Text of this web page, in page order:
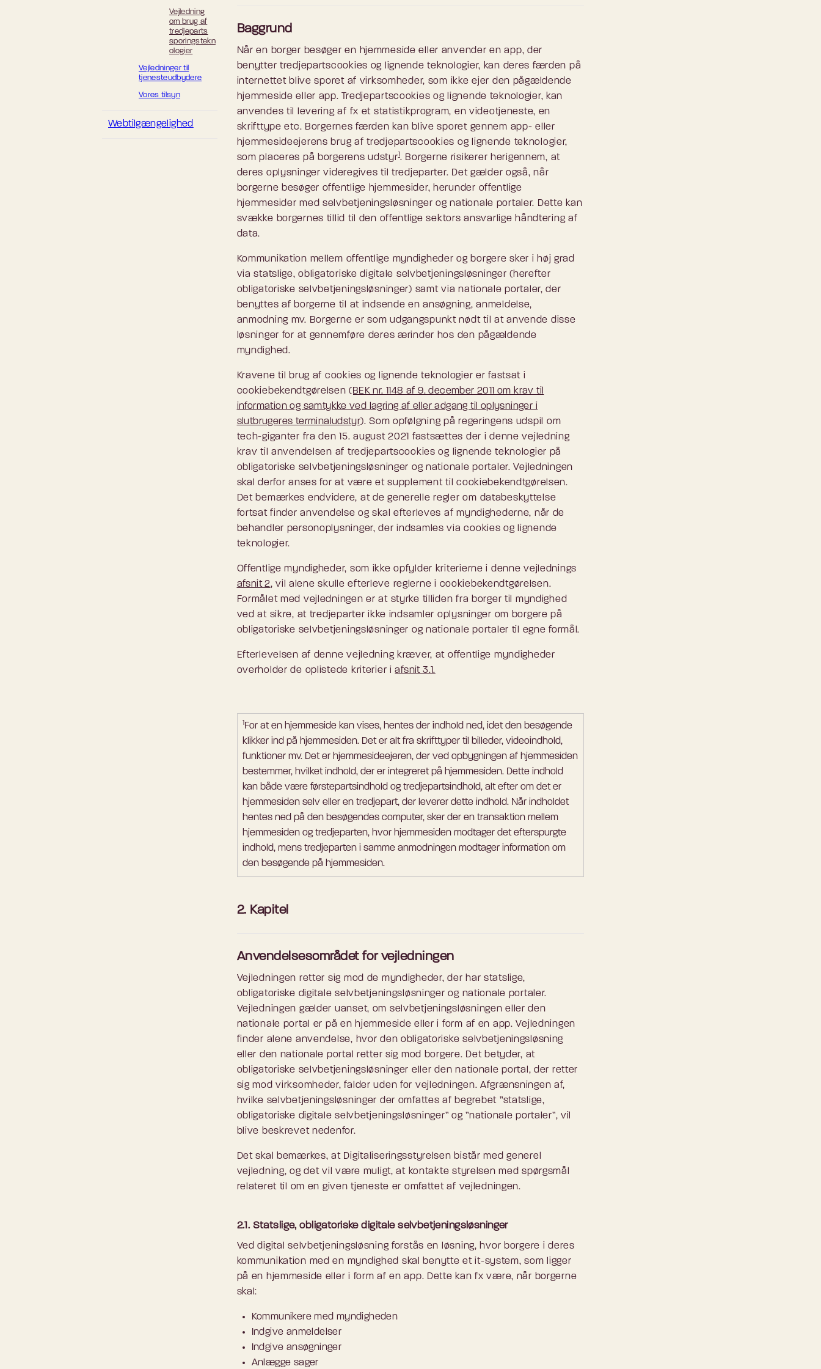
Vejledning
om brug af
tredjeparts
sporingstekn
ologier
Vejledninger til
tjenesteudbydere
Vores tilsyn
Webtilgængelighed
Baggrund
Når en borger besøger en hjemmeside eller anvender en app, der
benytter tredjepartscookies og lignende teknologier, kan deres færden på
internettet blive sporet af virksomheder, som ikke ejer den pågældende
hjemmeside eller app. Tredjepartscookies og lignende teknologier, kan
anvendes til levering af fx et statistikprogram, en videotjeneste, en
skrifttype etc. Borgernes færden kan blive sporet gennem app- eller
hjemmesideejerens brug af tredjepartscookies og lignende teknologier,
som placeres på borgerens udstyr1. Borgerne risikerer herigennem, at
deres oplysninger videregives til tredjeparter. Det gælder også, når
borgerne besøger offentlige hjemmesider, herunder offentlige
hjemmesider med selvbetjeningsløsninger og nationale portaler. Dette kan
svække borgernes tillid til den offentlige sektors ansvarlige håndtering af
data.
Kommunikation mellem offentlige myndigheder og borgere sker i høj grad
via statslige, obligatoriske digitale selvbetjeningsløsninger (herefter
obligatoriske selvbetjeningsløsninger) samt via nationale portaler, der
benyttes af borgerne til at indsende en ansøgning, anmeldelse,
anmodning mv. Borgerne er som udgangspunkt nødt til at anvende disse
løsninger for at gennemføre deres ærinder hos den pågældende
myndighed.
Kravene til brug af cookies og lignende teknologier er fastsat i
cookiebekendtgørelsen(BEK nr. 1148 af 9. december 2011 om krav til
information og samtykke ved lagring af eller adgang til oplysninger i
slutbrugeres terminaludstyr). Som opfølgning på regeringens udspil om
tech-giganter fra den 15. august 2021 fastsættes der i denne vejledning
krav til anvendelsen af tredjepartscookies og lignende teknologier på
obligatoriske selvbetjeningsløsninger og nationale portaler. Vejledningen
skal derfor anses for at være et supplement til cookiebekendtgørelsen.
Det bemærkes endvidere, at de generelle regler om databeskyttelse
fortsat finder anvendelse og skal efterleves af myndighederne, når de
behandler personoplysninger, der indsamles via cookies og lignende
teknologier.
Offentlige myndigheder, som ikke opfylder kriterierne i denne vejlednings
afsnit 2, vil alene skulle efterleve reglerne i cookiebekendtgørelsen.
Formålet med vejledningen er at styrke tilliden fra borger til myndighed
ved at sikre, at tredjeparter ikke indsamler oplysninger om borgere på
obligatoriske selvbetjeningsløsninger og nationale portaler til egne formål.
Efterlevelsen af denne vejledning kræver, at offentlige myndigheder
overholder de oplistede kriterier iafsnit 3.1.
1For at en hjemmeside kan vises, hentes der indhold ned, idet den besøgende
klikker ind på hjemmesiden. Det er alt fra skrifttyper til billeder, videoindhold,
funktioner mv. Det er hjemmesideejeren, der ved opbygningen af hjemmesiden
bestemmer, hvilket indhold, der er integreret på hjemmesiden. Dette indhold
kan både være førstepartsindhold og tredjepartsindhold, alt efter om det er
hjemmesiden selv eller en tredjepart, der leverer dette indhold. Når indholdet
hentes ned på den besøgendes computer, sker der en transaktion mellem
hjemmesiden og tredjeparten, hvor hjemmesiden modtager det efterspurgte
indhold, mens tredjeparten i samme anmodningen modtager information om
den besøgende på hjemmesiden.
2. Kapitel
Anvendelsesområdet for vejledningen
Vejledningen retter sig mod de myndigheder, der har statslige,
obligatoriske digitale selvbetjeningsløsninger og nationale portaler.
Vejledningen gælder uanset, om selvbetjeningsløsningen eller den
nationale portal er på en hjemmeside eller i form af en app. Vejledningen
finder alene anvendelse, hvor den obligatoriske selvbetjeningsløsning
eller den nationale portal retter sig mod borgere. Det betyder, at
obligatoriske selvbetjeningsløsninger eller den nationale portal, der retter
sig mod virksomheder, falder uden for vejledningen. Afgrænsningen af,
hvilke selvbetjeningsløsninger der omfattes af begrebet ”statslige,
obligatoriske digitale selvbetjeningsløsninger” og ”nationale portaler”, vil
blive beskrevet nedenfor.
Det skal bemærkes, at Digitaliseringsstyrelsen bistår med generel
vejledning, og det vil være muligt, at kontakte styrelsen med spørgsmål
relateret til om en given tjeneste er omfattet af vejledningen.
2.1. Statslige, obligatoriske digitale selvbetjeningsløsninger
Ved digital selvbetjeningsløsning forstås en løsning, hvor borgere i deres
kommunikation med en myndighed skal benytte et it-system, som ligger
på en hjemmeside eller i form af en app. Dette kan fx være, når borgerne
skal:
Kommunikere med myndigheden
Indgive anmeldelser
Indgive ansøgninger
Anlægge sager